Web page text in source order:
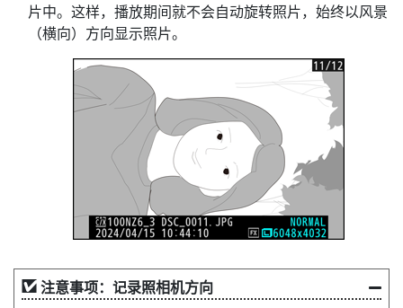
片中。这样，播放期间就不会自动旋转照片，始终以风景
（横向）方向显示照片。
注意事项：记录照相机方向